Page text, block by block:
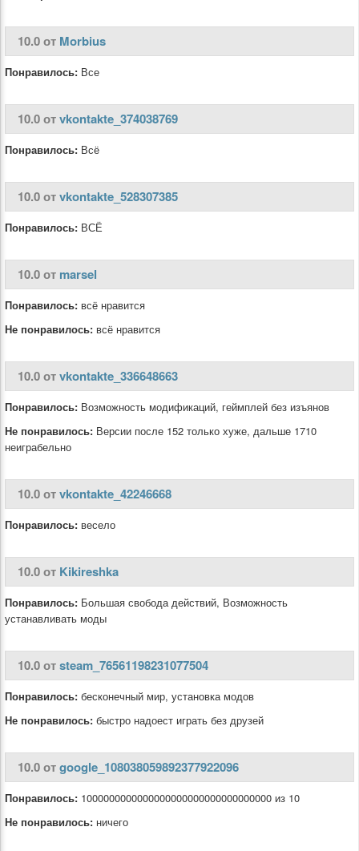
10.0 от Morbius
Понравилось: Все
10.0 отvkontakte_374038769
Понравилось: Всё
10.0 отvkontakte_528307385
Понравилось: ВСЁ
10.0 от marsel
Понравилось: всё нравится
Не понравилось: всё нравится
10.0 отvkontakte_336648663
Понравилось: Возможность модификаций, геймплей без изъянов
Не понравилось: Версии после 152 только хуже, дальше 1710
неиграбельно
10.0 отvkontakte_42246668
Понравилось: весело
10.0 от Kikireshka
Понравилось: Большая свобода действий, Возможность
устанавливать моды
10.0 отsteam_76561198231077504
Понравилось: бесконечный мир, установка модов
Не понравилось: быстро надоест играть без друзей
10.0 отgoogle_108038059892377922096
Понравилось: 1000000000000000000000000000000000 из 10
Не понравилось: ничего